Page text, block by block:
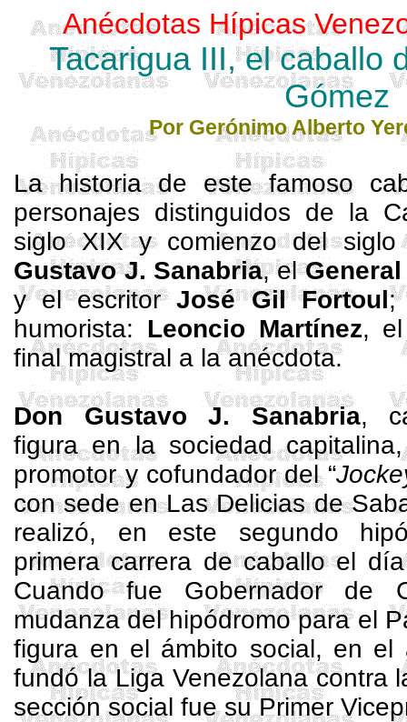
Anécdotas Hípicas
Tacarigua III, el caballo
Gómez
Por GerónimoAlberto
La historia de este famoso
personajes distinguidos de la
siglo XIX y comienzo del
Gustavo J. Sanabria, el
y el escritorJosé GilFortoul;
humorista: Leoncio Martínez,
final magistral a la anécdota.
Don Gustavo J. Sanabria,
figura en la sociedad
promotor y cofundador del “
con sede en Las Delicias de
realizó, en este segundo
primera carrera de caballo el
Cuando fue Gobernador de
mudanza del hipódromo para el
figura en el ámbito social, en el
fundó la Liga Venezolana contra
sección social fue su Primer